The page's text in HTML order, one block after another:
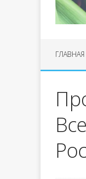
ГЛАВНАЯ